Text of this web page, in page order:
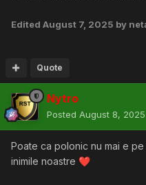
Edited August 7, 2025 by
Quote
Nytro
Posted August 8, 2025
Poate ca polonic nu mai e
inimile noastre ❤️